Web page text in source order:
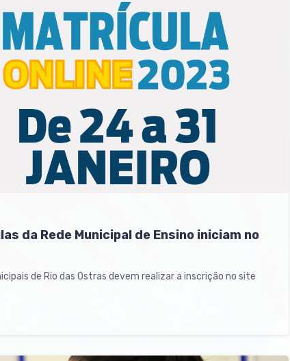
da Rede Municipal de Ensino iniciam no
de Rio das Ostras devem realizar a inscrição no site